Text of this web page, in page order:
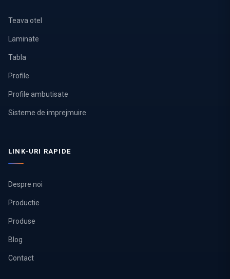
Teava otel
Laminate
Tabla
Profile
Profile ambutisate
Sisteme de imprejmuire
LINK-URI RAPIDE
Despre noi
Productie
Produse
Blog
Contact